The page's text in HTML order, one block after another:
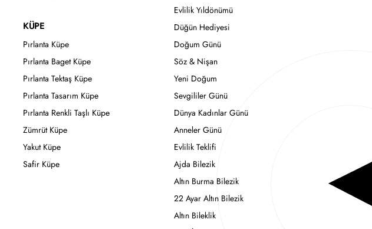
KÜPE
Pırlanta Küpe
Pırlanta Baget Küpe
Pırlanta Tektaş Küpe
Pırlanta Tasarım Küpe
Pırlanta Renkli Taşlı Küpe
Zümrüt Küpe
Yakut Küpe
Safir Küpe
Evlilik Yıldönümü
Düğün Hediyesi
Doğum Günü
Söz & Nişan
Yeni Doğum
Sevgililer Günü
Dünya Kadınlar Günü
Anneler Günü
Evlilik Teklifi
Ajda Bilezik
Altın Burma Bilezik
22 Ayar Altın Bilezik
Altın Bileklik